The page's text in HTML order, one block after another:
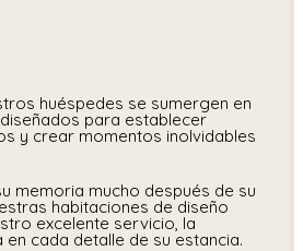
huéspedes se sumergen en
para establecer
y crear momentos inolvidables
memoria mucho después de su
habitaciones de diseño
excelente servicio, la
cada detalle de su estancia.